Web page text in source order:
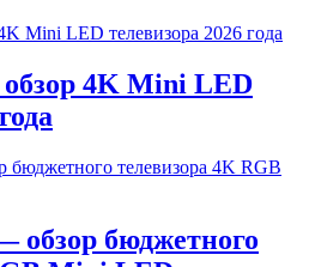
4K Mini LED
обзор бюджетного